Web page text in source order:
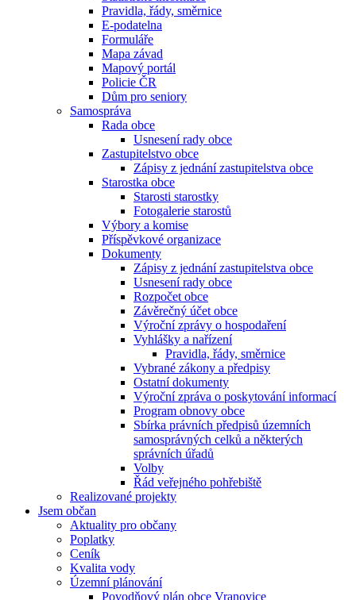
Pravidla, řády, směrnice
E-podatelna
Formuláře
Mapa závad
Mapový portál
Policie ČR
Dům pro seniory
Samospráva
Rada obce
Usnesení rady obce
Zastupitelstvo obce
Zápisy z jednání zastupitelstva obce
Starostka obce
Starosti starostky
Fotogalerie starostů
Výbory a komise
Příspěvkové organizace
Dokumenty
Zápisy z jednání zastupitelstva obce
Usnesení rady obce
Rozpočet obce
Závěrečný účet obce
Výroční zprávy o hospodaření
Vyhlášky a nařízení
Pravidla, řády, směrnice
Vybrané zákony a předpisy
Ostatní dokumenty
Výroční zpráva o poskytování informací
Program obnovy obce
Sbírka právních předpisů územních
samosprávných celků a některých
správních úřadů
Volby
Řád veřejného pohřebiště
Realizované projekty
Jsem občan
Aktuality pro občany
Poplatky
Ceník
Kvalita vody
Územní plánování
Povodňový plán obce Vranovice